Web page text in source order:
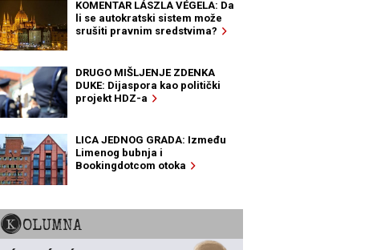
KOMENTAR LÁSZLA VÉGELA: Da
li se autokratski sistem može
srušiti pravnim sredstvima?
DRUGO MIŠLJENJE ZDENKA
DUKE: Dijaspora kao politički
projekt HDZ-a
LICA JEDNOG GRADA: Između
Limenog bubnja i
Bookingdotcom otoka
KOLUMNA